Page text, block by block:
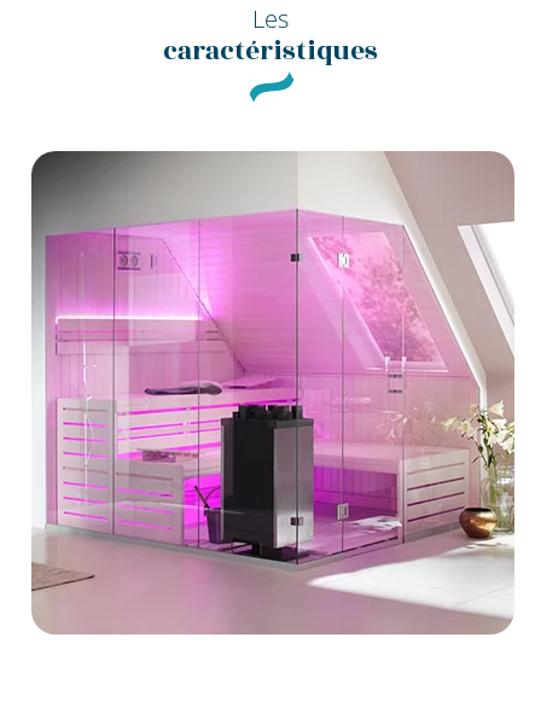
Les
caractéristiques